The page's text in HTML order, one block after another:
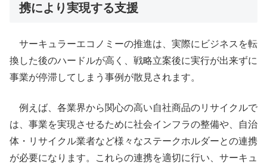
携により実現する支援
サーキュラーエコノミーの推進は、実際にビジネスを転
換した後のハードルが高く、戦略立案後に実行が出来ずに
事業が停滞してしまう事例が散見されます。
例えば、各業界から関心の高い自社商品のリサイクルで
は、事業を実現させるために社会インフラの整備や、自治
体・リサイクル業者など様々なステークホルダーとの連携
が必要になります。これらの連携を適切に行い、サーキュ